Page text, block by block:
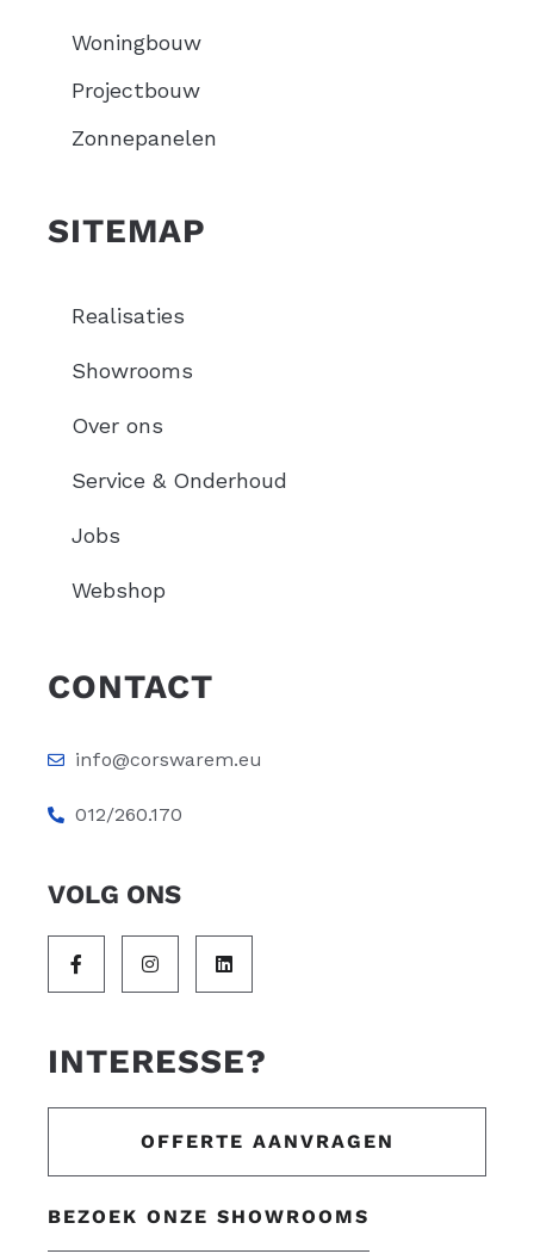
Woningbouw
Projectbouw
Zonnepanelen
SITEMAP
Realisaties
Showrooms
Over ons
Service & Onderhoud
Jobs
Webshop
CONTACT
info@corswarem.eu
012/260.170
VOLG ONS
INTERESSE?
OFFERTE AANVRAGEN
BEZOEK ONZE SHOWROOMS